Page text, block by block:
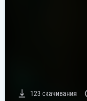
123 скачивания